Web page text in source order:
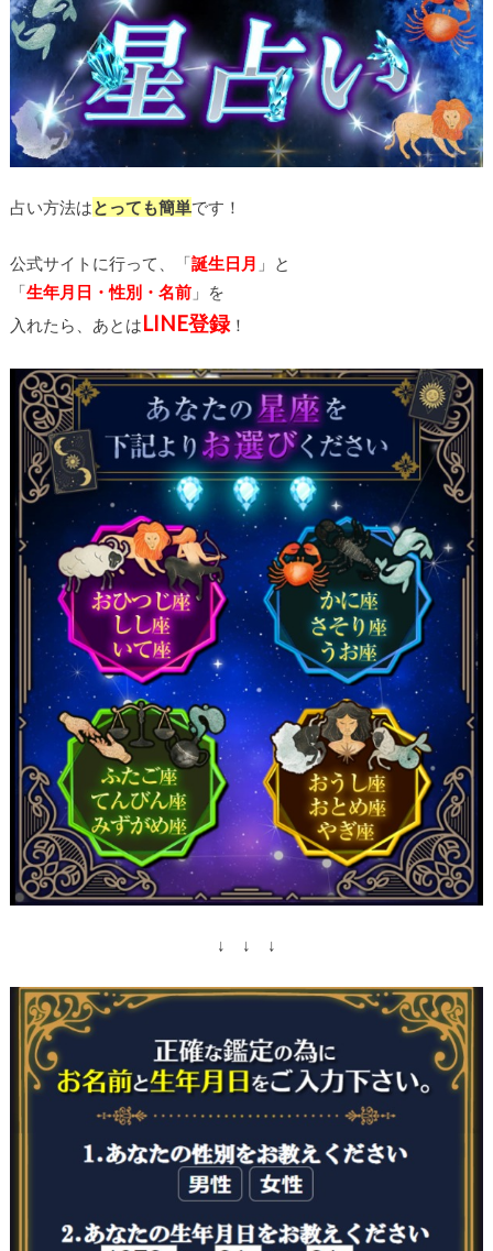
占い方法はとっても簡単です！
公式サイトに行って、「誕生日月 」と
「生年月日・性別・名前」を
入れたら、あとはLINE登録！
↓ ↓ ↓